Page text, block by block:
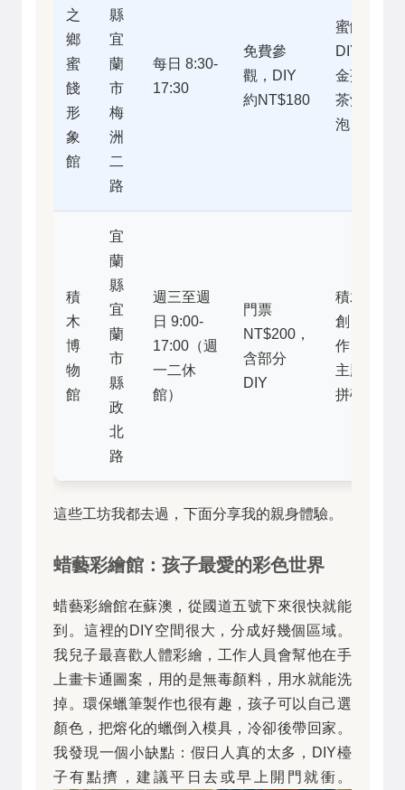
之
鄉
蜜
餞
形
象
館
縣
宜
蘭
市
梅
洲
二
路
每日 8:30-
17:30
免費參
觀，DIY
約NT$180
蜜餞
DIY、
金棗
茶沖
泡
積
木
博
物
館
宜
蘭
縣
宜
蘭
市
縣
政
北
路
週三至週
日 9:00-
17:00（週
一二休
館）
門票
NT$200，
含部分
DIY
積木
創
作、
主題
拼砌
這些工坊我都去過，下面分享我的親身體驗。
蜡藝彩繪館：孩子最愛的彩色世界
蜡藝彩繪館在蘇澳，從國道五號下來很快就能
到。這裡的DIY空間很大，分成好幾個區域。
我兒子最喜歡人體彩繪，工作人員會幫他在手
上畫卡通圖案，用的是無毒顏料，用水就能洗
掉。環保蠟筆製作也很有趣，孩子可以自己選
顏色，把熔化的蠟倒入模具，冷卻後帶回家。
我發現一個小缺點：假日人真的太多，DIY檯
子有點擠，建議平日去或早上開門就衝。